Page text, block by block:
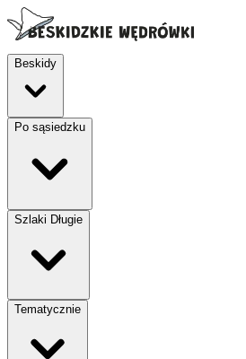
Beskidy
Po sąsiedzku
Szlaki Długie
Tematycznie